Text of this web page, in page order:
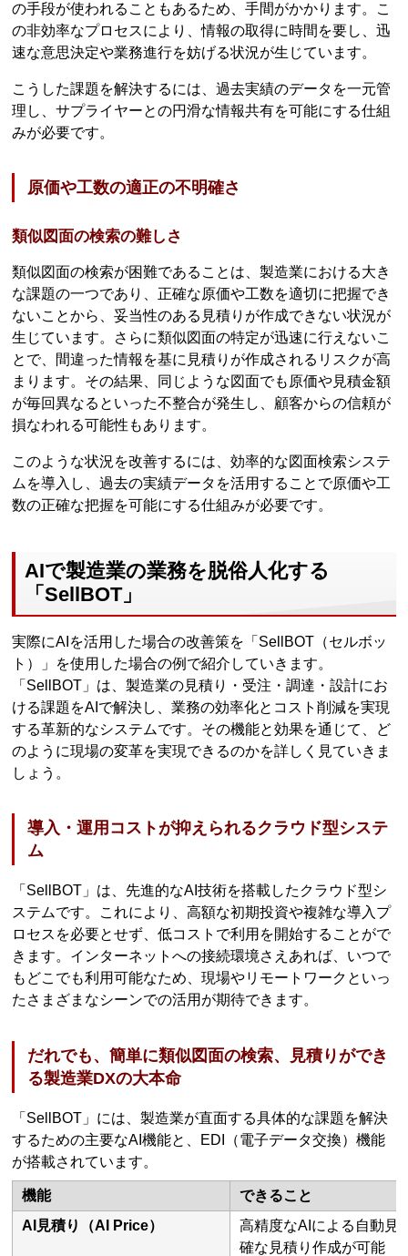
の手段が使われることもあるため、手間がかかります。こ
の非効率なプロセスにより、情報の取得に時間を要し、迅
速な意思決定や業務進行を妨げる状況が生じています。
こうした課題を解決するには、過去実績のデータを一元管
理し、サプライヤーとの円滑な情報共有を可能にする仕組
みが必要です。
原価や工数の適正の不明確さ
類似図面の検索の難しさ
類似図面の検索が困難であることは、製造業における大き
な課題の一つであり、正確な原価や工数を適切に把握でき
ないことから、妥当性のある見積りが作成できない状況が
生じています。さらに類似図面の特定が迅速に行えないこ
とで、間違った情報を基に見積りが作成されるリスクが高
まります。その結果、同じような図面でも原価や見積金額
が毎回異なるといった不整合が発生し、顧客からの信頼が
損なわれる可能性もあります。
このような状況を改善するには、効率的な図面検索システ
ムを導入し、過去の実績データを活用することで原価や工
数の正確な把握を可能にする仕組みが必要です。
AIで製造業の業務を脱俗人化する
「SellBOT」
実際にAIを活用した場合の改善策を「SellBOT（セルボッ
ト）」を使用した場合の例で紹介していきます。
「SellBOT」は、製造業の見積り・受注・調達・設計にお
ける課題をAIで解決し、業務の効率化とコスト削減を実現
する革新的なシステムです。その機能と効果を通じて、ど
のように現場の変革を実現できるのかを詳しく見ていきま
しょう。
導入・運用コストが抑えられるクラウド型システ
ム
「SellBOT」は、先進的なAI技術を搭載したクラウド型シ
ステムです。これにより、高額な初期投資や複雑な導入プ
ロセスを必要とせず、低コストで利用を開始することがで
きます。インターネットへの接続環境さえあれば、いつで
もどこでも利用可能なため、現場やリモートワークといっ
たさまざまなシーンでの活用が期待できます。
だれでも、簡単に類似図面の検索、見積りができ
る製造業DXの大本命
「SellBOT」には、製造業が直面する具体的な課題を解決
するための主要なAI機能と、EDI（電子データ交換）機能
が搭載されています。
機能
できること
AI見積り（AI Price）
高精度なAIによる自動見
確な見積り作成が可能